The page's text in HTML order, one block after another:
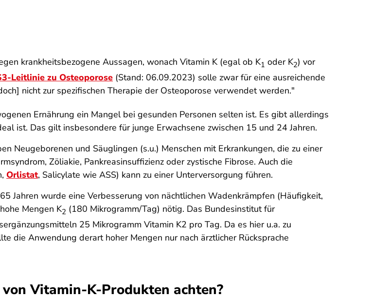
krankheitsbezogene Aussagen, wonach Vitamin K (egal ob K1 oder K2) vor
Leitlinie zu Osteoporose (Stand: 06.09.2023) solle zwar für eine ausreichende
nicht zur spezifischen Therapie der Osteoporose verwendet werden."
Ernährung ein Mangel bei gesunden Personen selten ist. Es gibt allerdings
ist. Das gilt insbesondere für junge Erwachsene zwischen 15 und 24 Jahren.
Neugeborenen und Säuglingen (s.u.) Menschen mit Erkrankungen, die zu einer
Zöliakie, Pankreasinsuffizienz oder zystische Fibrose. Auch die
Orlistat, Salicylate wie ASS) kann zu einer Unterversorgung führen.
Jahren wurde eine Verbesserung von nächtlichen Wadenkrämpfen (Häufigkeit,
Mengen K2 (180 Mikrogramm/Tag) nötig. Das Bundesinstitut für
25 Mikrogramm Vitamin K2 pro Tag. Da es hier u.a. zu
die Anwendung derart hoher Mengen nur nach ärztlicher Rücksprache
Vitamin-K-Produkten achten?